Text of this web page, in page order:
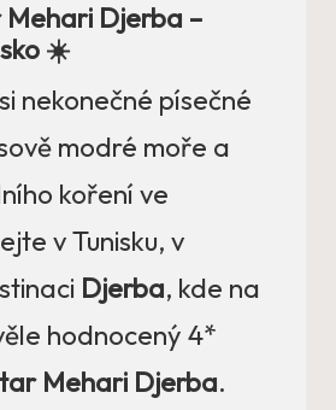
Djerba –
☀️
nekonečné písečné
modré moře a
koření ve
v Tunisku, v
Djerba, kde na
hodnocený 4*
Mehari Djerba.